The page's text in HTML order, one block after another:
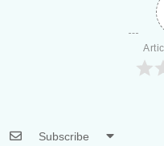
Subscribe